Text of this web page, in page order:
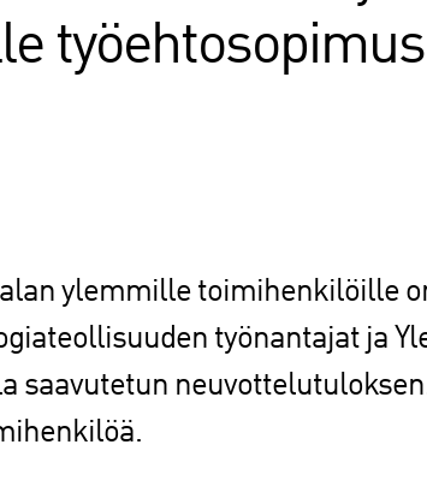
työehtosopimus
ylemmille toimihenkilöille
työnantajat ja
saavutetun